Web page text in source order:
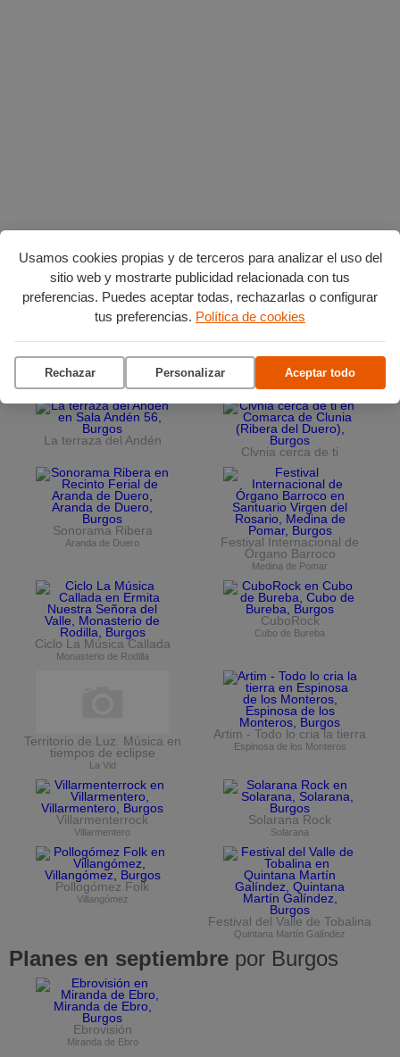
Usamos cookies propias y de terceros para analizar el uso del
sitio web y mostrarte publicidad relacionada con tus
preferencias. Puedes aceptar todas, rechazarlas o configurar
tus preferencias. Política de cookies
Rechazar Personalizar Aceptar todo
Planes en agostopor Burgos
Vuelta Ciclista a Burgos
Ciclo de conciertos en el
Museo del Retablo
La terraza del Andén
Clvnia cerca de ti
Sonorama Ribera
Aranda de Duero
Festival Internacional de
Órgano Barroco
Medina de Pomar
Ciclo La Música Callada
Monasterio de Rodilla
CuboRock
Cubo de Bureba
Territorio de Luz. Música en
tiempos de eclipse
La Vid
Artim - Todo lo cria la tierra
Espinosa de los Monteros
Villarmenterrock
Villarmentero
Solarana Rock
Solarana
Pollogómez Folk
Villangómez
Festival del Valle de Tobalina
Quintana Martín Galíndez
Planes en septiembre por Burgos
Ebrovisión
Miranda de Ebro